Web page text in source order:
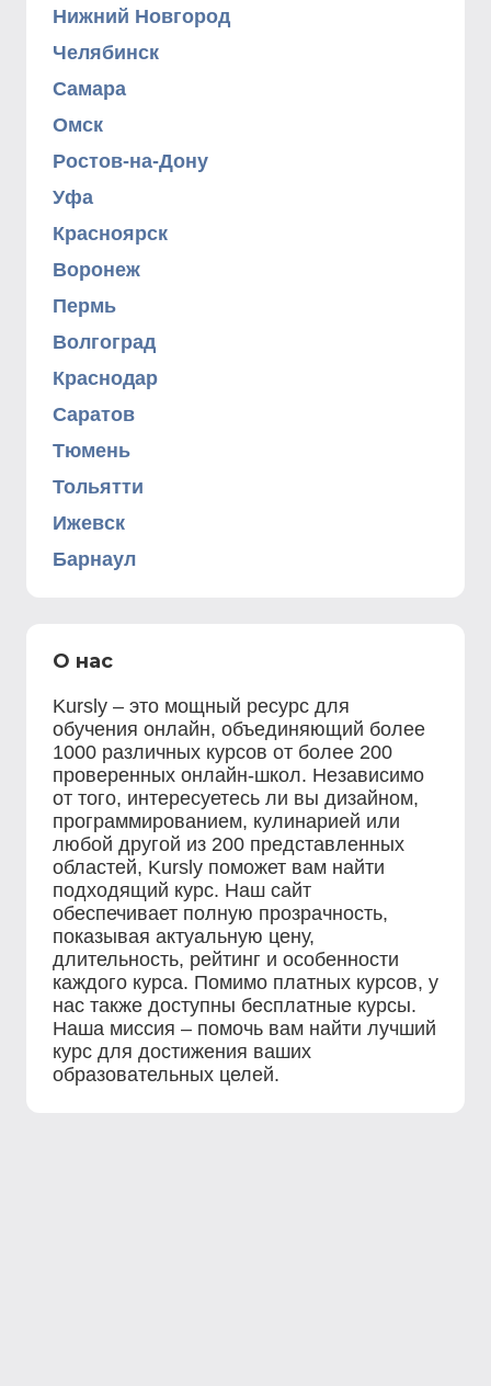
Нижний Новгород
Челябинск
Самара
Омск
Ростов-на-Дону
Уфа
Красноярск
Воронеж
Пермь
Волгоград
Краснодар
Саратов
Тюмень
Тольятти
Ижевск
Барнаул
О нас
Kursly – это мощный ресурс для
обучения онлайн, объединяющий более
1000 различных курсов от более 200
проверенных онлайн-школ. Независимо
от того, интересуетесь ли вы дизайном,
программированием, кулинарией или
любой другой из 200 представленных
областей, Kursly поможет вам найти
подходящий курс. Наш сайт
обеспечивает полную прозрачность,
показывая актуальную цену,
длительность, рейтинг и особенности
каждого курса. Помимо платных курсов, у
нас также доступны бесплатные курсы.
Наша миссия – помочь вам найти лучший
курс для достижения ваших
образовательных целей.